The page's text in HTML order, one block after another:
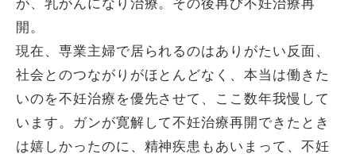
が、乳がんになり治療。その後再び不妊治療再
開。
現在、専業主婦で居られるのはありがたい反面、
社会とのつながりがほとんどなく、本当は働きた
いのを不妊治療を優先させて、ここ数年我慢して
います。ガンが寛解して不妊治療再開できたとき
は嬉しかったのに、精神疾患もあいまって、不妊